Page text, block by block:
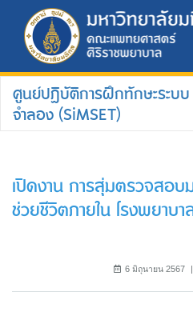
ศูนย์ปฏิบัติการฝึกทักษะระบบ
จำลอง (SiMSET)
เปิดงาน การสุ่มตรวจสอ
ช่วยชีวิตภายใน โรงพยาบ
6 มิถุนายน 2567